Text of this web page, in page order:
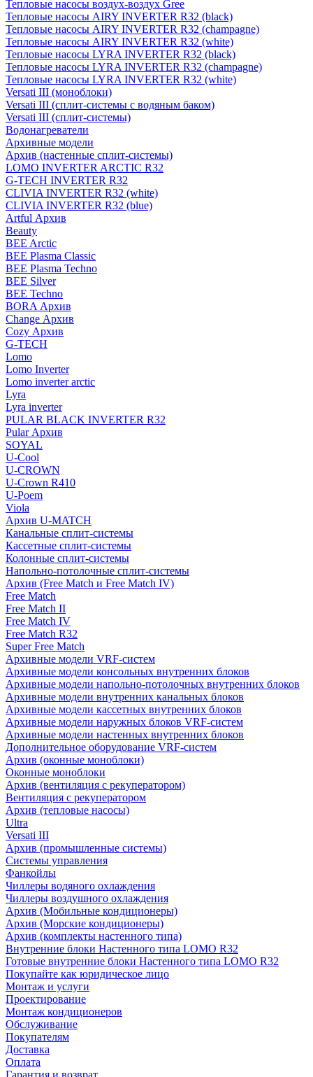
Тепловые насосы воздух-воздух Gree
Тепловые насосы AIRY INVERTER R32 (black)
Тепловые насосы AIRY INVERTER R32 (champagne)
Тепловые насосы AIRY INVERTER R32 (white)
Тепловые насосы LYRA INVERTER R32 (black)
Тепловые насосы LYRA INVERTER R32 (champagne)
Тепловые насосы LYRA INVERTER R32 (white)
Versati III (моноблоки)
Versati III (сплит-системы с водяным баком)
Versati III (сплит-системы)
Водонагреватели
Архивные модели
Архив (настенные сплит-системы)
LOMO INVERTER ARCTIC R32
G-TECH INVERTER R32
CLIVIA INVERTER R32 (white)
CLIVIA INVERTER R32 (blue)
Artful Архив
Beauty
BEE Arctic
BEE Plasma Classic
BEE Plasma Techno
BEE Silver
BEE Techno
BORA Архив
Change Архив
Cozy Архив
G-TECH
Lomo
Lomo Inverter
Lomo inverter arctic
Lyra
Lyra inverter
PULAR BLACK INVERTER R32
Pular Архив
SOYAL
U-Cool
U-CROWN
U-Crown R410
U-Poem
Viola
Архив U-MATCH
Канальные сплит-системы
Кассетные сплит-системы
Колонные сплит-системы
Напольно-потолочные сплит-системы
Архив (Free Match и Free Match IV)
Free Match
Free Match II
Free Match IV
Free Match R32
Super Free Match
Архивные модели VRF-систем
Архивные модели консольных внутренних блоков
Архивные модели напольно-потолочных внутренних блоков
Архивные модели внутренних канальных блоков
Архивные модели кассетных внутренних блоков
Архивные модели наружных блоков VRF-систем
Архивные модели настенных внутренних блоков
Дополнительное оборудование VRF-систем
Архив (оконные моноблоки)
Оконные моноблоки
Архив (вентиляция с рекуператором)
Вентиляция с рекуператором
Архив (тепловые насосы)
Ultra
Versati III
Архив (промышленные системы)
Системы управления
Фанкойлы
Чиллеры водяного охлаждения
Чиллеры воздушного охлаждения
Архив (Мобильные кондиционеры)
Архив (Морские кондиционеры)
Архив (комплекты настенного типа)
Внутренние блоки Настенного типа LOMO R32
Готовые внутренние блоки Настенного типа LOMO R32
Покупайте как юридическое лицо
Монтаж и услуги
Проектирование
Монтаж кондиционеров
Обслуживание
Покупателям
Доставка
Оплата
Гарантия и возврат